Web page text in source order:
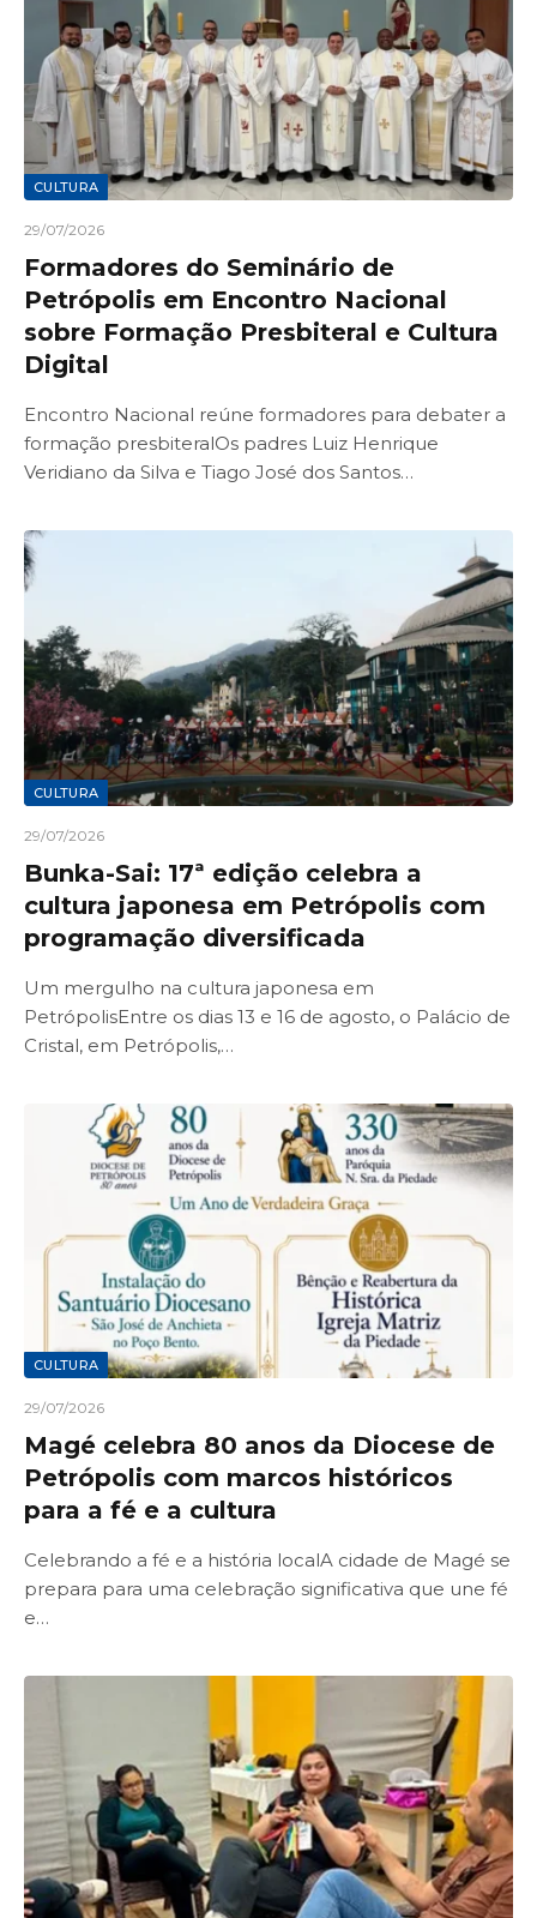
CULTURA
29/07/2026
Formadores do Seminário de
Petrópolis em Encontro Nacional
sobre Formação Presbiteral e Cultura
Digital
Encontro Nacional reúne formadores para debater a
formação presbiteralOs padres Luiz Henrique
Veridiano da Silva e Tiago José dos Santos…
CULTURA
29/07/2026
Bunka-Sai: 17ª edição celebra a
cultura japonesa em Petrópolis com
programação diversificada
Um mergulho na cultura japonesa em
PetrópolisEntre os dias 13 e 16 de agosto, o Palácio de
Cristal, em Petrópolis,…
CULTURA
29/07/2026
Magé celebra 80 anos da Diocese de
Petrópolis com marcos históricos
para a fé e a cultura
Celebrando a fé e a história localA cidade de Magé se
prepara para uma celebração significativa que une fé
e…